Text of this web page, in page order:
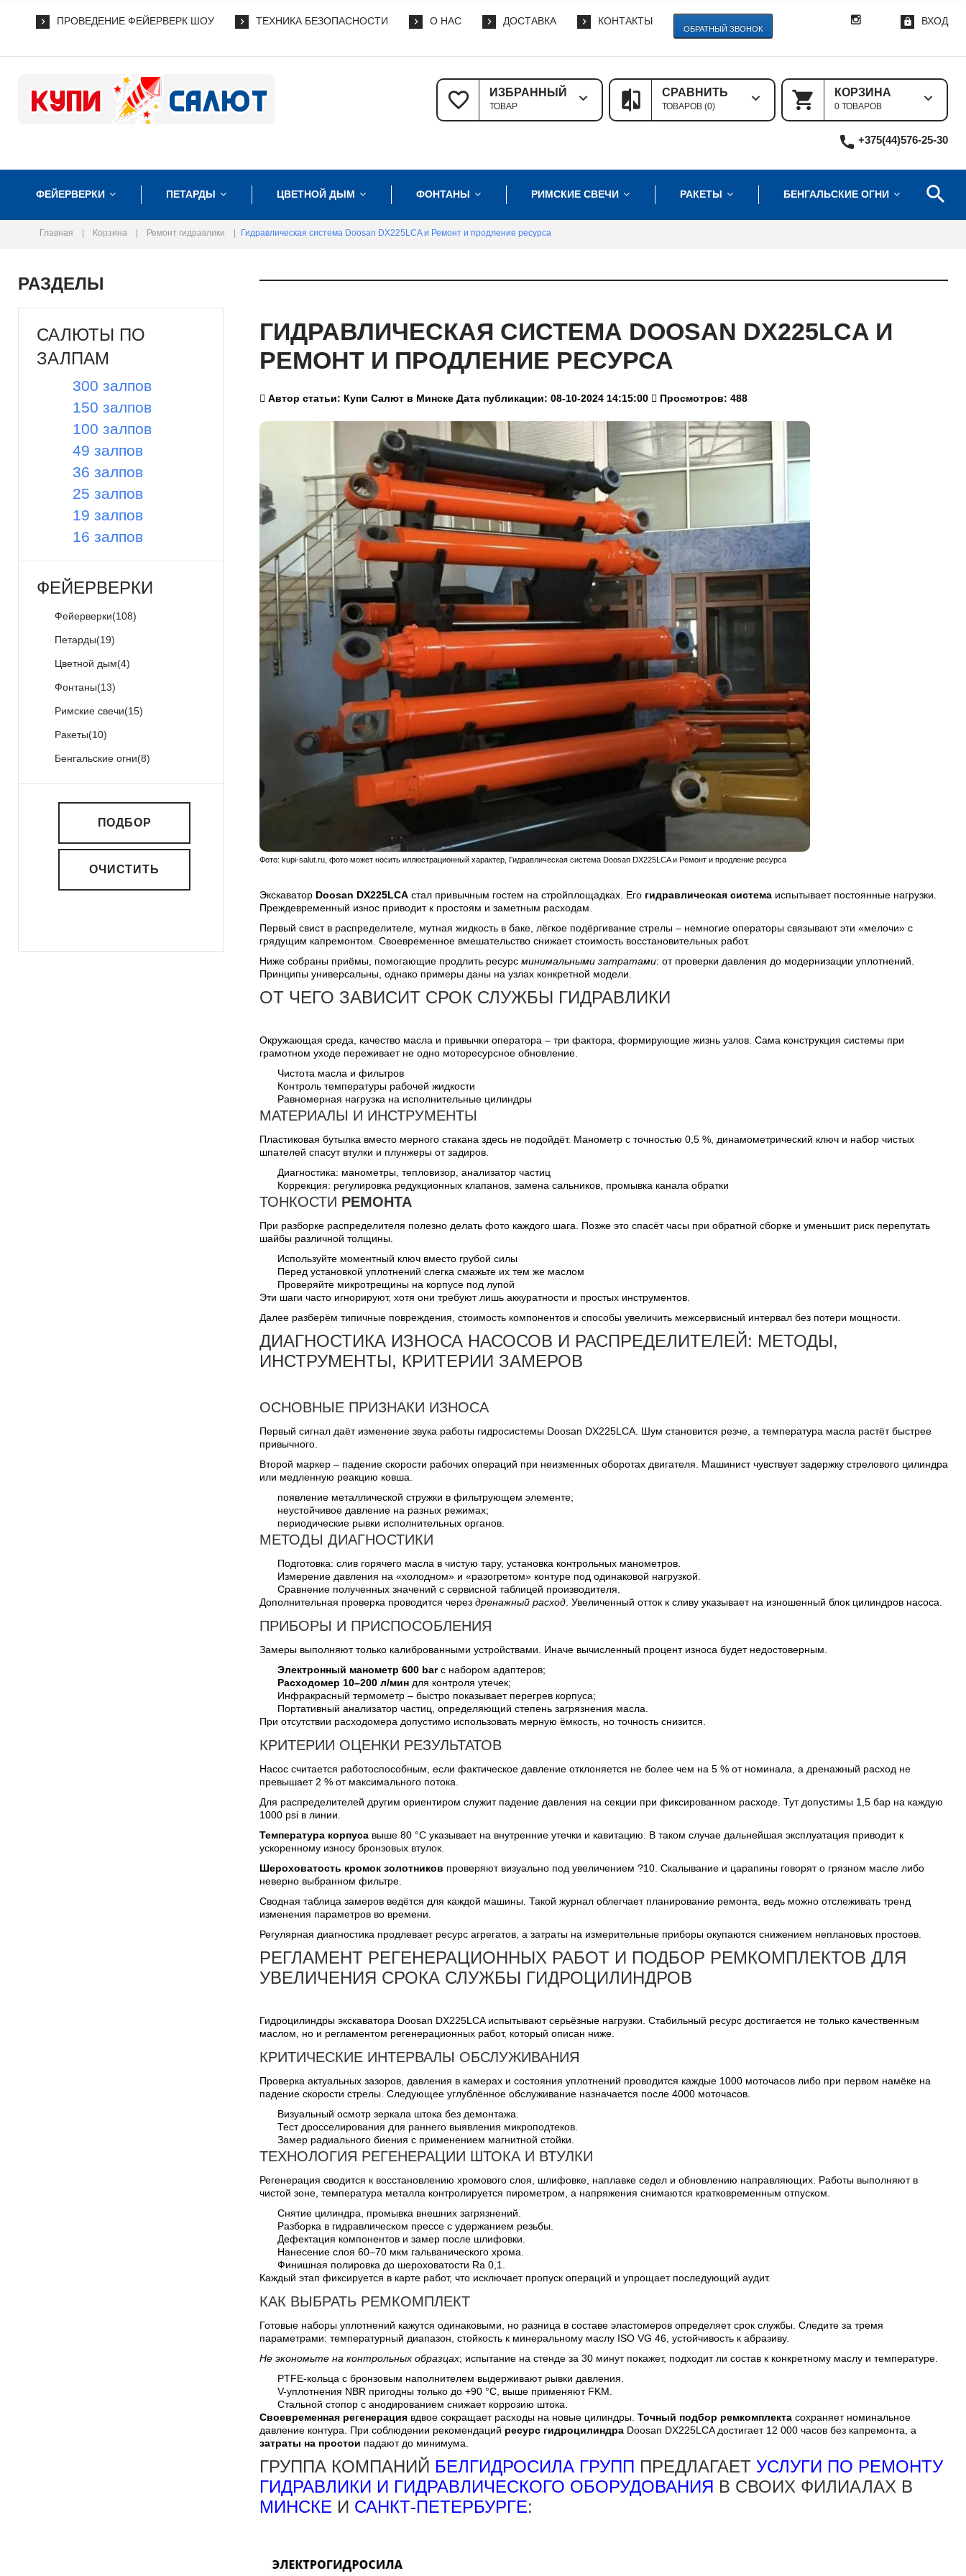
ПРОВЕДЕНИЕ ФЕЙЕРВЕРК ШОУ ТЕХНИКА БЕЗОПАСНОСТИ О НАС ДОСТАВКА КОНТАКТЫ ВХОД
ОБРАТНЫЙ ЗВОНОК
КОРЗИНА
0 ТОВАРОВ
СРАВНИТЬ
ТОВАРОВ (0)
ИЗБРАННЫЙ
ТОВАР
+375(44)576-25-30
ФЕЙЕРВЕРКИ ПЕТАРДЫ ЦВЕТНОЙ ДЫМ ФОНТАНЫ РИМСКИЕ СВЕЧИ РАКЕТЫ БЕНГАЛЬСКИЕ ОГНИ
Главная Корзина Ремонт гидравлики Гидравлическая система Doosan DX225LCA и Ремонт и продление ресурса
ГИДРАВЛИЧЕСКАЯ СИСТЕМА DOOSAN DX225LCA И
РЕМОНТ И ПРОДЛЕНИЕ РЕСУРСА
Автор статьи: Купи Салют в Минске Дата публикации: 08-10-2024 14:15:00 Просмотров: 488
Фото: kupi-salut.ru, фото может носить иллюстрационный характер, Гидравлическая система Doosan DX225LCA и Ремонт и продление ресурса
Экскаватор Doosan DX225LCA стал привычным гостем на стройплощадках. Его гидравлическая система испытывает постоянные нагрузки.
Преждевременный износ приводит к простоям и заметным расходам.
Первый свист в распределителе, мутная жидкость в баке, лёгкое подёргивание стрелы – немногие операторы связывают эти «мелочи» с
грядущим капремонтом. Своевременное вмешательство снижает стоимость восстановительных работ.
Ниже собраны приёмы, помогающие продлить ресурс минимальными затратами: от проверки давления до модернизации уплотнений.
Принципы универсальны, однако примеры даны на узлах конкретной модели.
ОТ ЧЕГО ЗАВИСИТ СРОК СЛУЖБЫ ГИДРАВЛИКИ
Окружающая среда, качество масла и привычки оператора – три фактора, формирующие жизнь узлов. Сама конструкция системы при
грамотном уходе переживает не одно моторесурсное обновление.
Чистота масла и фильтров
Контроль температуры рабочей жидкости
Равномерная нагрузка на исполнительные цилиндры
МАТЕРИАЛЫ И ИНСТРУМЕНТЫ
Пластиковая бутылка вместо мерного стакана здесь не подойдёт. Манометр с точностью 0,5 %, динамометрический ключ и набор чистых
шпателей спасут втулки и плунжеры от задиров.
Диагностика: манометры, тепловизор, анализатор частиц
Коррекция: регулировка редукционных клапанов, замена сальников, промывка канала обратки
ТОНКОСТИ РЕМОНТА
При разборке распределителя полезно делать фото каждого шага. Позже это спасёт часы при обратной сборке и уменьшит риск перепутать
шайбы различной толщины.
Используйте моментный ключ вместо грубой силы
Перед установкой уплотнений слегка смажьте их тем же маслом
Проверяйте микротрещины на корпусе под лупой
Эти шаги часто игнорируют, хотя они требуют лишь аккуратности и простых инструментов.
Далее разберём типичные повреждения, стоимость компонентов и способы увеличить межсервисный интервал без потери мощности.
ДИАГНОСТИКА ИЗНОСА НАСОСОВ И РАСПРЕДЕЛИТЕЛЕЙ: МЕТОДЫ,
ИНСТРУМЕНТЫ, КРИТЕРИИ ЗАМЕРОВ
ОСНОВНЫЕ ПРИЗНАКИ ИЗНОСА
Первый сигнал даёт изменение звука работы гидросистемы Doosan DX225LCA. Шум становится резче, а температура масла растёт быстрее
привычного.
Второй маркер – падение скорости рабочих операций при неизменных оборотах двигателя. Машинист чувствует задержку стрелового цилиндра
или медленную реакцию ковша.
появление металлической стружки в фильтрующем элементе;
неустойчивое давление на разных режимах;
периодические рывки исполнительных органов.
МЕТОДЫ ДИАГНОСТИКИ
Подготовка: слив горячего масла в чистую тару, установка контрольных манометров.
Измерение давления на «холодном» и «разогретом» контуре под одинаковой нагрузкой.
Сравнение полученных значений с сервисной таблицей производителя.
Дополнительная проверка проводится через дренажный расход . Увеличенный отток к сливу указывает на изношенный блок цилиндров насоса.
ПРИБОРЫ И ПРИСПОСОБЛЕНИЯ
Замеры выполняют только калиброванными устройствами. Иначе вычисленный процент износа будет недостоверным.
Электронный манометр 600 barс набором адаптеров;
Расходомер 10–200 л/мин для контроля утечек;
Инфракрасный термометр – быстро показывает перегрев корпуса;
Портативный анализатор частиц, определяющий степень загрязнения масла.
При отсутствии расходомера допустимо использовать мерную ёмкость, но точность снизится.
КРИТЕРИИ ОЦЕНКИ РЕЗУЛЬТАТОВ
Насос считается работоспособным, если фактическое давление отклоняется не более чем на 5 % от номинала, а дренажный расход не
превышает 2 % от максимального потока.
Для распределителей другим ориентиром служит падение давления на секции при фиксированном расходе. Тут допустимы 1,5 бар на каждую
1000 psi в линии.
Температура корпуса выше 80 °C указывает на внутренние утечки и кавитацию. В таком случае дальнейшая эксплуатация приводит к
ускоренному износу бронзовых втулок.
Шероховатость кромок золотников проверяют визуально под увеличением ?10. Скалывание и царапины говорят о грязном масле либо
неверно выбранном фильтре.
Сводная таблица замеров ведётся для каждой машины. Такой журнал облегчает планирование ремонта, ведь можно отслеживать тренд
изменения параметров во времени.
Регулярная диагностика продлевает ресурс агрегатов, а затраты на измерительные приборы окупаются снижением неплановых простоев.
РЕГЛАМЕНТ РЕГЕНЕРАЦИОННЫХ РАБОТ И ПОДБОР РЕМКОМПЛЕКТОВ ДЛЯ
УВЕЛИЧЕНИЯ СРОКА СЛУЖБЫ ГИДРОЦИЛИНДРОВ
Гидроцилиндры экскаватора Doosan DX225LCA испытывают серьёзные нагрузки. Стабильный ресурс достигается не только качественным
маслом, но и регламентом регенерационных работ, который описан ниже.
КРИТИЧЕСКИЕ ИНТЕРВАЛЫ ОБСЛУЖИВАНИЯ
Проверка актуальных зазоров, давления в камерах и состояния уплотнений проводится каждые 1000 моточасов либо при первом намёке на
падение скорости стрелы. Следующее углублённое обслуживание назначается после 4000 моточасов.
Визуальный осмотр зеркала штока без демонтажа.
Тест дросселирования для раннего выявления микроподтеков.
Замер радиального биения с применением магнитной стойки.
ТЕХНОЛОГИЯ РЕГЕНЕРАЦИИ ШТОКА И ВТУЛКИ
Регенерация сводится к восстановлению хромового слоя, шлифовке, наплавке седел и обновлению направляющих. Работы выполняют в
чистой зоне, температура металла контролируется пирометром, а напряжения снимаются кратковременным отпуском.
Снятие цилиндра, промывка внешних загрязнений.
Разборка в гидравлическом прессе с удержанием резьбы.
Дефектация компонентов и замер после шлифовки.
Нанесение слоя 60–70 мкм гальванического хрома.
Финишная полировка до шероховатости Ra 0,1.
Каждый этап фиксируется в карте работ, что исключает пропуск операций и упрощает последующий аудит.
КАК ВЫБРАТЬ РЕМКОМПЛЕКТ
Готовые наборы уплотнений кажутся одинаковыми, но разница в составе эластомеров определяет срок службы. Следите за тремя
параметрами: температурный диапазон, стойкость к минеральному маслу ISO VG 46, устойчивость к абразиву.
Не экономьте на контрольных образцах; испытание на стенде за 30 минут покажет, подходит ли состав к конкретному маслу и температуре.
PTFE-кольца с бронзовым наполнителем выдерживают рывки давления.
V-уплотнения NBR пригодны только до +90 °C, выше применяют FKM.
Стальной стопор с анодированием снижает коррозию штока.
Своевременная регенерация вдвое сокращает расходы на новые цилиндры. Точный подбор ремкомплекта сохраняет номинальное
давление контура. При соблюдении рекомендаций ресурс гидроцилиндра Doosan DX225LCA достигает 12 000 часов без капремонта, а
затраты на простои падают до минимума.
ГРУППА КОМПАНИЙ БЕЛГИДРОСИЛА ГРУПП ПРЕДЛАГАЕТ УСЛУГИ ПО РЕМОНТУ
ГИДРАВЛИКИ И ГИДРАВЛИЧЕСКОГО ОБОРУДОВАНИЯ В СВОИХ ФИЛИАЛАХ В
МИНСКЕ И САНКТ-ПЕТЕРБУРГЕ:
РАЗДЕЛЫ
САЛЮТЫ ПО
ЗАЛПАМ
300 залпов
150 залпов
100 залпов
49 залпов
36 залпов
25 залпов
19 залпов
16 залпов
ФЕЙЕРВЕРКИ
Фейерверки(108)
Петарды(19)
Цветной дым(4)
Фонтаны(13)
Римские свечи(15)
Ракеты(10)
Бенгальские огни(8)
ПОДБОР
ОЧИСТИТЬ